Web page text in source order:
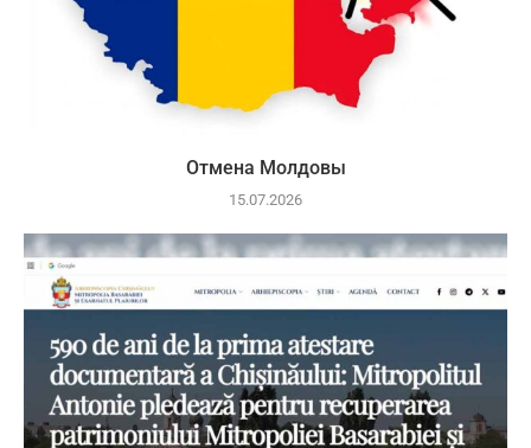
Отмена Молдовы
15.07.2026